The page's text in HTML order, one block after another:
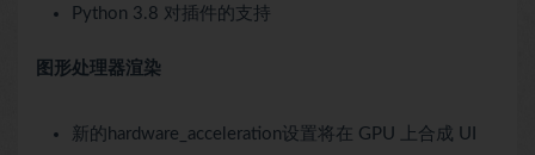
Python 3.8 对插件的支持
图形处理器渲染
新的hardware_acceleration设置将在 GPU 上合成 UI